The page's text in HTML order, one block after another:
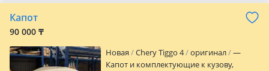
сборе Бампер в сборе с решёткой
городу Алматы и по всему Казахстану. В
наличии/под заказ. Новые оригинал
Капот
90 000 ₸
Новая Chery Tiggo 4 оригинал
—
Капот и комплектующие к кузову,